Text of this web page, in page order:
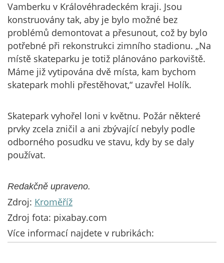
Vamberku v Královéhradeckém kraji. Jsou
konstruovány tak, aby je bylo možné bez
problémů demontovat a přesunout, což by bylo
potřebné při rekonstrukci zimního stadionu. „Na
místě skateparku je totiž plánováno parkoviště.
Máme již vytipována dvě místa, kam bychom
skatepark mohli přestěhovat,“ uzavřel Holík.
Skatepark vyhořel loni v květnu. Požár některé
prvky zcela zničil a ani zbývající nebyly podle
odborného posudku ve stavu, kdy by se daly
používat.
Redakčně upraveno.
Zdroj: Kroměříž
Zdroj fota: pixabay.com
Více informací najdete v rubrikách: